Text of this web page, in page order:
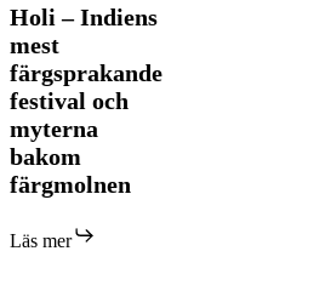
Holi
Indiens
mest
färgsprakande
festival
och
myterna
bakom
Holi – Indiens
mest
färgsprakande
festival och
myterna
bakom
färgmolnen
Läs mer